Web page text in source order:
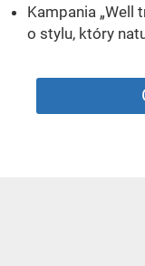
Kampania „Well
o stylu, który